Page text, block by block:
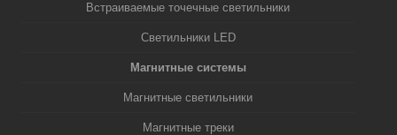
Встраиваемые точечные светильники
Светильники LED
Магнитные системы
Магнитные светильники
Магнитные треки